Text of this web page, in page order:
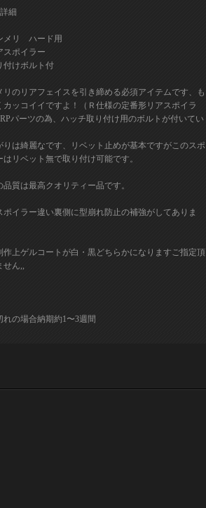
細
メリ ハード用
ポイラー
けボルト付
リのリアフェイスを引き締める必須アイテムです、も
カッコイイですよ！（Ｒ仕様の定番形リアスポイラ
パーツの為、ハッチ取り付け用のボルトが付いてい
りは綺麗なです、リベット止めが基本ですがこのスポ
はリベット無で取り付け可能です。
品質は最高クオリティー品です。
ポイラー違い裏側に型崩れ防止の補強がしてありま
作上ゲルコートが白・黒どちらかになりますご指定頂
せん,,
れの場合納期約1〜3週間